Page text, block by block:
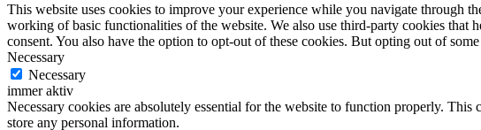
This website uses cookies to improve your experience while you navigate through
working of basic functionalities of the website. We also use third-party cookies
consent. You also have the option to opt-out of these cookies. But opting out of
Necessary
Necessary
immer aktiv
Necessary cookies are absolutely essential for the website to function properly.
store any personal information.